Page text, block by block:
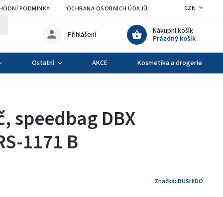
PODMÍNKY OCHRANA OSOBNÍCH ÚDAJŮ VÝMĚNA A VRÁCENÍ
CZK
Nákupní košík
Prázdný košík
Přihlášení
Ostatní AKCE Kosmetika a drogerie
speedbag DBX
1171 B
Značka: BUSHIDO